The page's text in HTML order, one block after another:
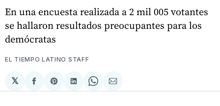
En una encuesta realizada a 2 mil 005 votantes
se hallaron resultados preocupantes para los
demócratas
EL TIEMPO LATINO STAFF
𝕏
Compartir
en
Share
on
Compartir
en
Share
on
Compartir
via